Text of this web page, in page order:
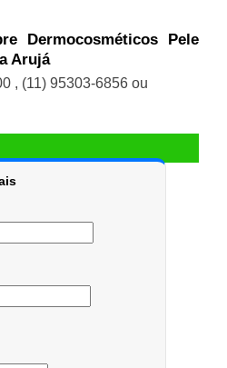
Dermocosméticos Pele
Arujá
, (11) 95303-6856 ou